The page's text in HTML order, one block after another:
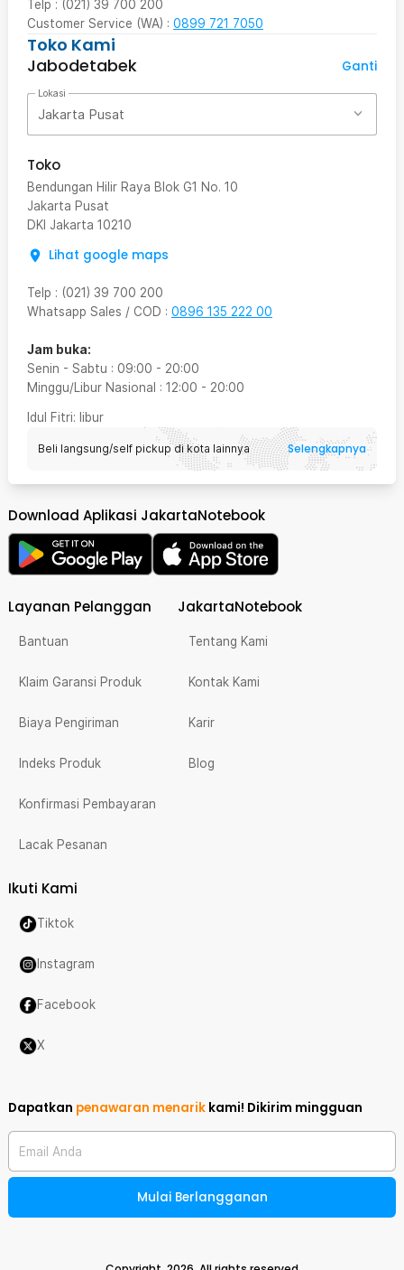
Telp : (021) 39 700 200
Customer Service (WA) : 0899 721 7050
Toko Kami
Jabodetabek
Ganti
Lokasi
Jakarta Pusat
Toko
Bendungan Hilir Raya Blok G1 No. 10
Jakarta Pusat
DKI Jakarta 10210
Lihat google maps
Telp : (021) 39 700 200
Whatsapp Sales / COD : 0896 135 222 00
Jam buka:
Senin - Sabtu : 09:00 - 20:00
Minggu/Libur Nasional : 12:00 - 20:00
Idul Fitri: libur
Beli langsung/self pickup di kota lainnya Selengkapnya
Download Aplikasi JakartaNotebook
Layanan Pelanggan
Bantuan
Klaim Garansi Produk
Biaya Pengiriman
Indeks Produk
Konfirmasi Pembayaran
Lacak Pesanan
JakartaNotebook
Tentang Kami
Kontak Kami
Karir
Blog
Ikuti Kami
Tiktok
Instagram
Facebook
X
Dapatkan penawaran menarik kami! Dikirim mingguan
Email Anda
Mulai Berlangganan